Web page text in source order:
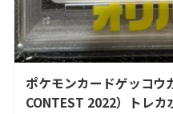
ポケモンカードゲッコウ
CONTEST 2022）トレカ